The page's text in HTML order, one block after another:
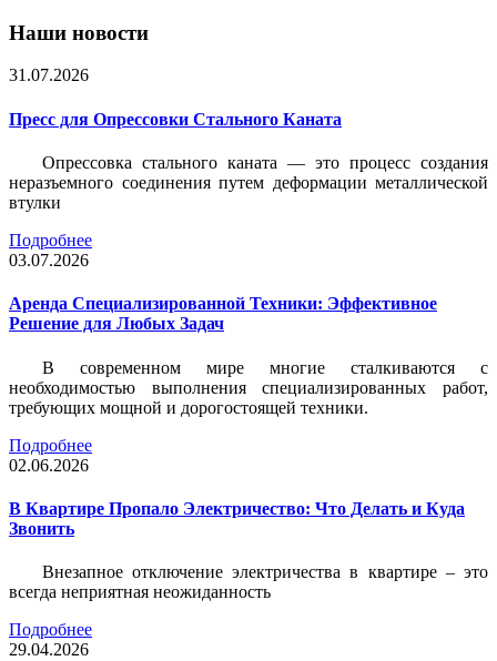
Наши новости
31.07.2026
Пресс для Опрессовки Стального Каната
Опрессовка стального каната — это процесс создания
неразъемного соединения путем деформации металлической
втулки
Подробнее
03.07.2026
Аренда Специализированной Техники: Эффективное
Решение для Любых Задач
В современном мире многие сталкиваются с
необходимостью выполнения специализированных работ,
требующих мощной и дорогостоящей техники.
Подробнее
02.06.2026
В Квартире Пропало Электричество: Что Делать и Куда
Звонить
Внезапное отключение электричества в квартире – это
всегда неприятная неожиданность
Подробнее
29.04.2026